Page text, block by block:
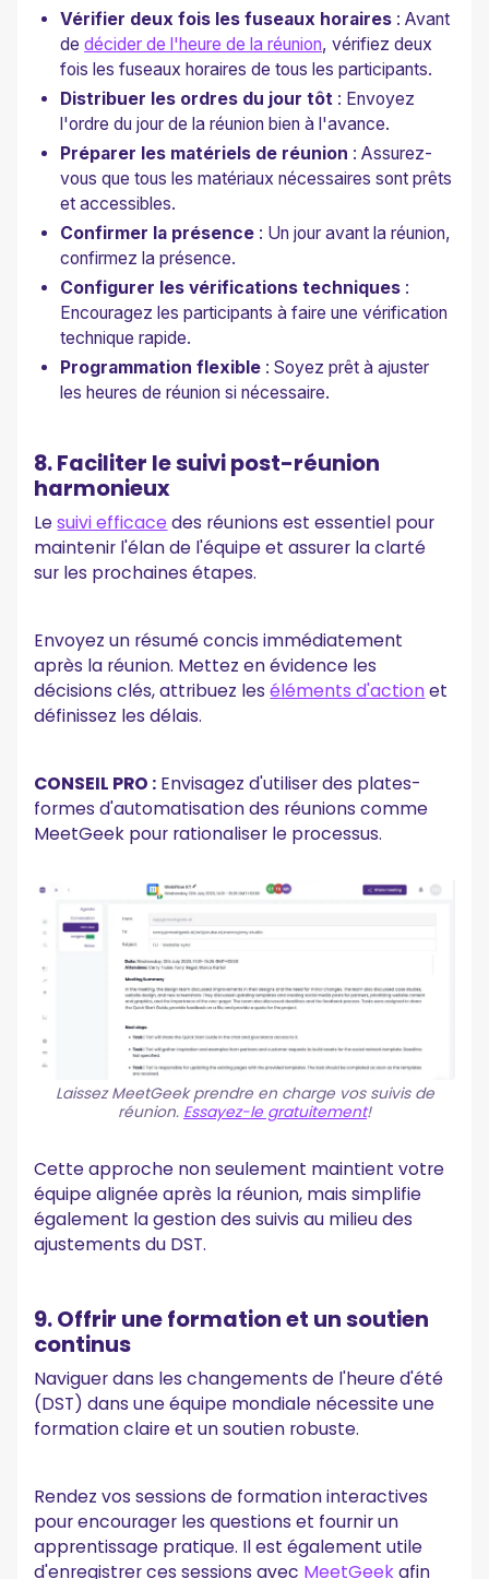
Vérifier deux fois les fuseaux horaires : Avant
dedécider de l'heure de la réunion, vérifiez deux
fois les fuseaux horaires de tous les participants.
Distribuer les ordres du jour tôt : Envoyez
l'ordre du jour de la réunion bien à l'avance.
Préparer les matériels de réunion : Assurez-
vous que tous les matériaux nécessaires sont prêts
et accessibles.
Confirmer la présence : Un jour avant la réunion,
confirmez la présence.
Configurer les vérifications techniques :
Encouragez les participants à faire une vérification
technique rapide.
Programmation flexible : Soyez prêt à ajuster
les heures de réunion si nécessaire.
8. Faciliter le suivi post-réunion
harmonieux
Lesuivi efficacedes réunions est essentiel pour
maintenir l'élan de l'équipe et assurer la clarté
sur les prochaines étapes.
Envoyez un résumé concis immédiatement
après la réunion. Mettez en évidence les
décisions clés, attribuez leséléments d'actionet
définissez les délais.
CONSEIL PRO : Envisagez d'utiliser des plates-
formes d'automatisation des réunions comme
MeetGeek pour rationaliser le processus.
Laissez MeetGeek prendre en charge vos suivis de
réunion. Essayez-le gratuitement!
Cette approche non seulement maintient votre
équipe alignée après la réunion, mais simplifie
également la gestion des suivis au milieu des
ajustements du DST.
9. Offrir une formation et un soutien
continus
Naviguer dans les changements de l'heure d'été
(DST) dans une équipe mondiale nécessite une
formation claire et un soutien robuste.
Rendez vos sessions de formation interactives
pour encourager les questions et fournir un
apprentissage pratique. Il est également utile
d'enregistrer ces sessions avec MeetGeekafin